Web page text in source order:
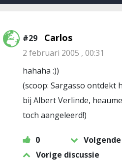
#29 Carlos
2 februari 2005 , 00:31
hahaha :))
(scoop: Sargasso ontdekt
bij Albert Verlinde,
toch aangeleerd!)
0
Vorige discussie